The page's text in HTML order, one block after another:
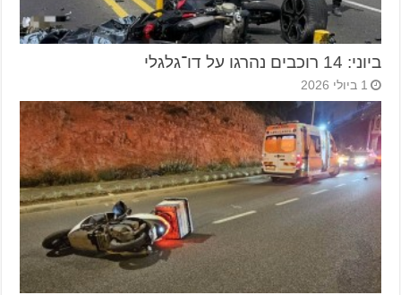
ביוני: 14 רוכבים נהרגו על דו־גלגלי
1 ביולי 2026